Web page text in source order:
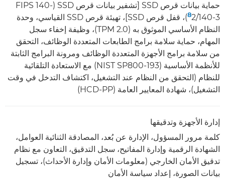
حماية بيانات قرص SSD [تشفير بيانات قرص SSD ‏(FIPS 140-
2/140-3‏
8
)، قفل قرص SSD]، تهيئة قرص SSD القياسي، وحدة
النظام الأساسي الموثوق به (TPM 2.0)، وظيفة إخفاء سجل
المهام، حماية سلامة برامج الطابعات المتعددة الوظائف، التحقق
من سلامة برامج الأجهزة المتعددة الوظائف ومرونة البرامج الثابتة
للأنظمة الأساسية (NIST SP800-193) مع الاستعادة التلقائية
للنظام (التحقق من النظام عند التشغيل، اكتشاف التدخل في وقت
التشغيل)، شهادة المعايير العامة (HCD-PP)
إدارة الأجهزة وتدقيقها
كلمة مرور المسؤول، الإدارة عن بُعد، المصادقة الثنائية العوامل،
الشهادة الرقمية وإدارة المفاتيح، سجل التدقيق، التعاون مع نظام
تدقيق الأمان الخارجي (معلومات الأمان وإدارة الأحداث)، تسجيل
بيانات الصورة، إعداد سياسة الأمان